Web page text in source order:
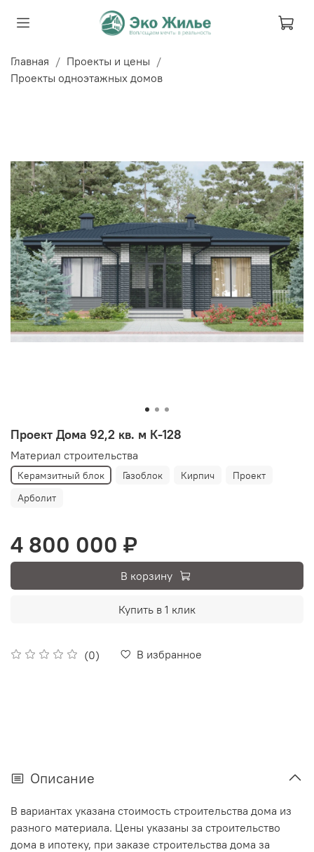
Главная
Проекты и цены
Проекты одноэтажных домов
Проект Дома 92,2 кв. м К-128
(0) В избранное
Материал строительства
Керамзитный блок Газоблок Кирпич
Проект
Арболит
4 800 000 ₽
В корзину
Купить в 1 клик
Описание
В вариантах указана стоимость строительства дома из
разного материала. Цены указаны за строительство
дома в ипотеку, при заказе строительства дома за